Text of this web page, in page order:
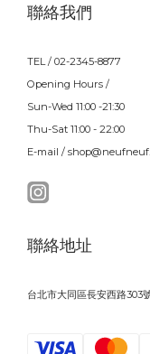
聯絡我們
TEL / 02-2345-8877
Opening Hours /
Sun-Wed 11:00 -21:30
Thu-Sat 11:00 - 22:00
E-mail /
聯絡地址
台北市大同區長安西路303